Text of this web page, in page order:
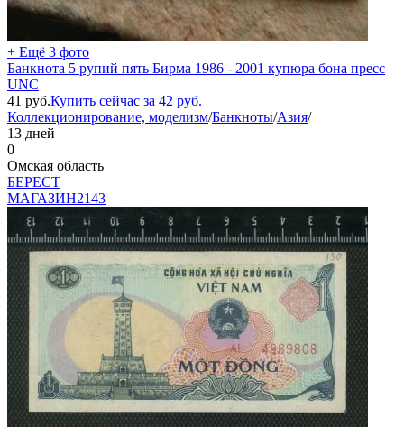
+ Ещё 3 фото
Банкнота 5 рупий пять Бирма 1986 - 2001 купюра бона пресс
UNC
41 руб.Купить сейчас за 42 руб.
Коллекционирование, моделизм/Банкноты/Азия/
13 дней
0
Омская область
БEPECT
МАГАЗИН2143